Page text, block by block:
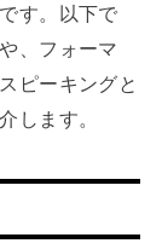
す。以下で
、フォーマ
ピーキングと
します。